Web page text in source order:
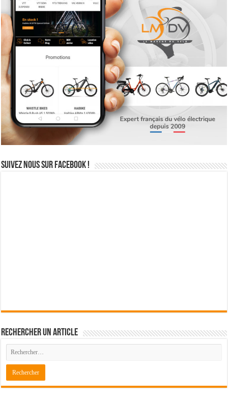
Suivez nous sur Facebook !
Rechercher un article